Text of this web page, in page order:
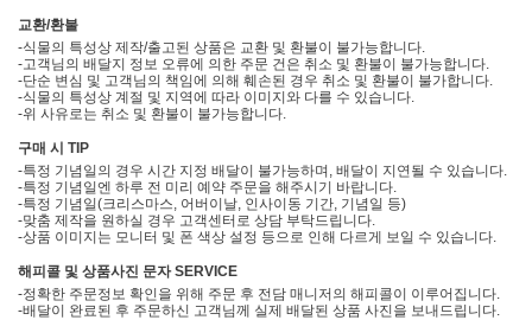
교환/환불
-식물의 특성상 제작/출고된 상품은 교환 및 환불이 불가능합니다.
-고객님의 배달지 정보 오류에 의한 주문 건은 취소 및 환불이 불가능합니다.
-단순 변심 및 고객님의 책임에 의해 훼손된 경우 취소 및 환불이 불가합니다.
-식물의 특성상 계절 및 지역에 따라 이미지와 다를 수 있습니다.
-위 사유로는 취소 및 환불이 불가능합니다.
구매 시 TIP
-특정 기념일의 경우 시간 지정 배달이 불가능하며, 배달이 지연될 수 있습니다.
-특정 기념일엔 하루 전 미리 예약 주문을 해주시기 바랍니다.
-특정 기념일(크리스마스, 어버이날, 인사이동 기간, 기념일 등)
-맞춤 제작을 원하실 경우 고객센터로 상담 부탁드립니다.
-상품 이미지는 모니터 및 폰 색상 설정 등으로 인해 다르게 보일 수 있습니다.
해피콜 및 상품사진 문자 SERVICE
-정확한 주문정보 확인을 위해 주문 후 전담 매니저의 해피콜이 이루어집니다.
-배달이 완료된 후 주문하신 고객님께 실제 배달된 상품 사진을 보내드립니다.